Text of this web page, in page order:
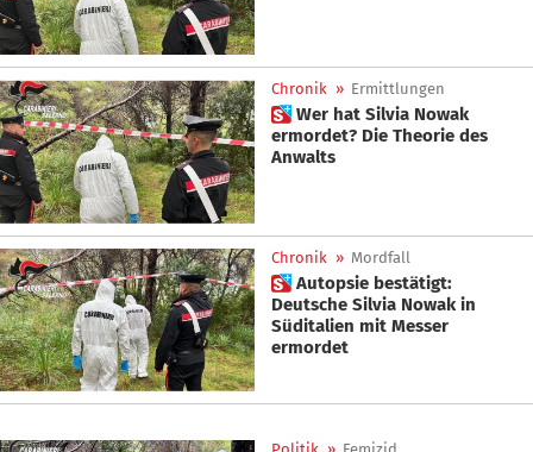
Chronik » Ermittlungen
 Wer hat Silvia Nowak
ermordet? Die Theorie des
Anwalts
Chronik » Mordfall
 Autopsie bestätigt:
Deutsche Silvia Nowak in
Süditalien mit Messer
ermordet